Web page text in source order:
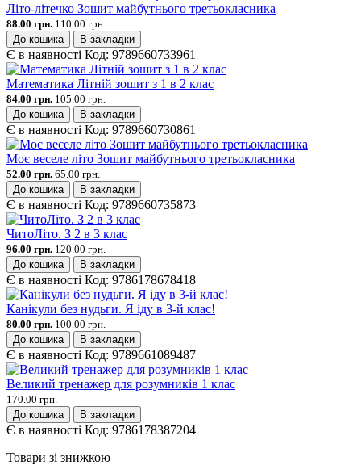
Літо-літечко Зошит майбутнього третьокласника
88.00 грн. 110.00 грн.
До кошика
В закладки
Є в наявності Код: 9789660733961
Математика Літній зошит з 1 в 2 клас
84.00 грн. 105.00 грн.
До кошика
В закладки
Є в наявності Код: 9789660730861
Моє веселе літо Зошит майбутнього третьокласника
52.00 грн. 65.00 грн.
До кошика
В закладки
Є в наявності Код: 9789660735873
ЧитоЛіто. З 2 в 3 клас
96.00 грн. 120.00 грн.
До кошика
В закладки
Є в наявності Код: 9786178678418
Канікули без нудьги. Я іду в 3-й клас!
80.00 грн. 100.00 грн.
До кошика
В закладки
Є в наявності Код: 9789661089487
Великий тренажер для розумників 1 клас
170.00 грн.
До кошика
В закладки
Є в наявності Код: 9786178387204
Товари зі знижкою